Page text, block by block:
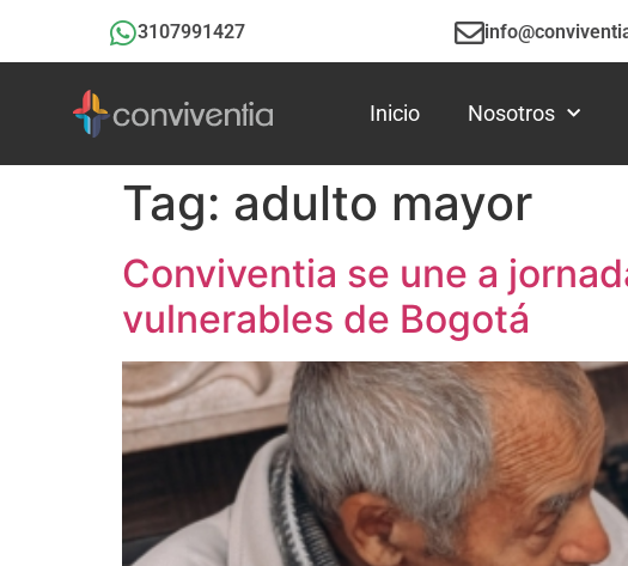
3107991427
Inicio Nosotros
Tag: adulto mayor
Conviventia se une a
vulnerables de Bogotá